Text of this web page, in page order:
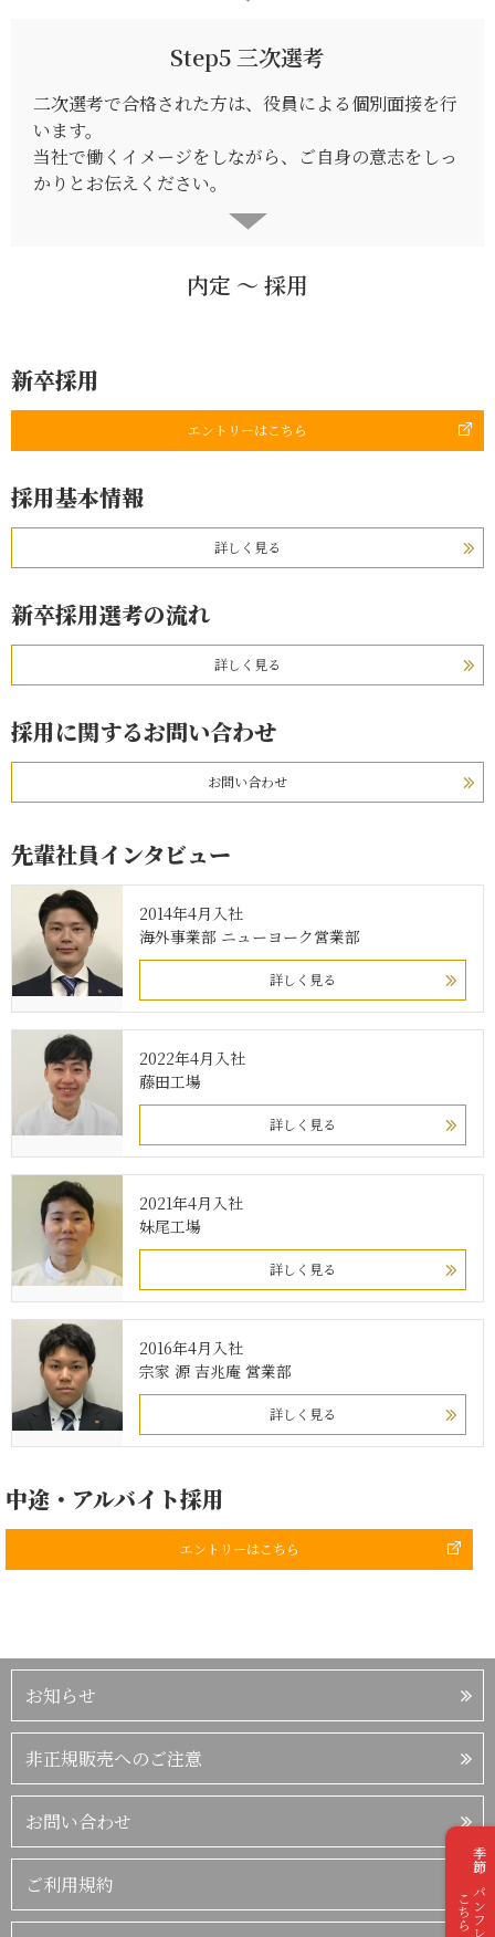
Step5 三次選考
二次選考で合格された方は、役員による個別面接を行
います。
当社で働くイメージをしながら、ご自身の意志をしっ
かりとお伝えください。
内定 ～ 採用
新卒採用
エントリーはこちら
採用基本情報
詳しく見る
新卒採用選考の流れ
詳しく見る
採用に関するお問い合わせ
お問い合わせ
先輩社員インタビュー
2014年4月入社
海外事業部 ニューヨーク営業部
詳しく見る
2022年4月入社
藤田工場
詳しく見る
2021年4月入社
妹尾工場
詳しく見る
2016年4月入社
宗家 源 吉兆庵 営業部
詳しく見る
中途・アルバイト採用
エントリーはこちら
お知らせ
非正規販売へのご注意
お問い合わせ
ご利用規約
こちら